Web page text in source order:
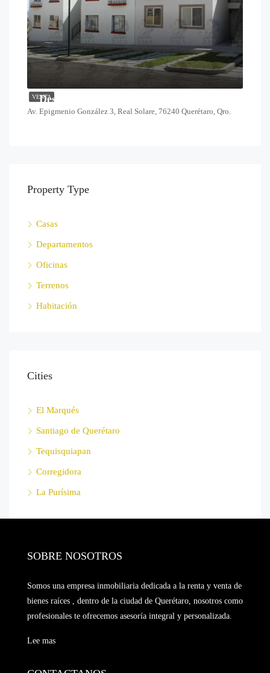
VENTA
Desde $1,378,000
Av. Epigmenio González 3, Real Solare, 76240 Querétaro, Qro.
Property Type
Casas
Departamentos
Oficinas
Terrenos
Habitación
Cities
El Marqués
Santiago de Querétaro
Tequisquiapan
Corregidora
La Purísima
SOBRE NOSOTROS
Somos una empresa inmobiliaria dedicada a la renta y venta de
bienes raíces , dentro de la ciudad de Querétaro, nosotros como
profesionales te ofrecemos asesoría integral y personalizada.
Lee mas